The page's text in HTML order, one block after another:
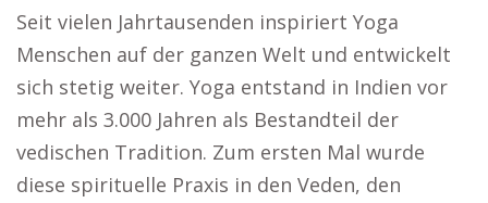
Seit vielen Jahrtausenden inspiriert Yoga
Menschen auf der ganzen Welt und entwickelt
sich stetig weiter. Yoga entstand in Indien vor
mehr als 3.000 Jahren als Bestandteil der
vedischen Tradition. Zum ersten Mal wurde
diese spirituelle Praxis in den Veden, den